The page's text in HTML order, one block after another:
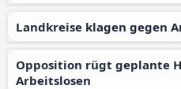
Landkreise klagen gegen
Opposition rügt geplante Hausbesuche bei
Arbeitslosen